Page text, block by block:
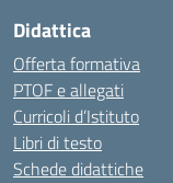
Didattica
Offerta formativa
PTOF e allegati
Curricoli d’Istituto
Libri di testo
Schede didattiche